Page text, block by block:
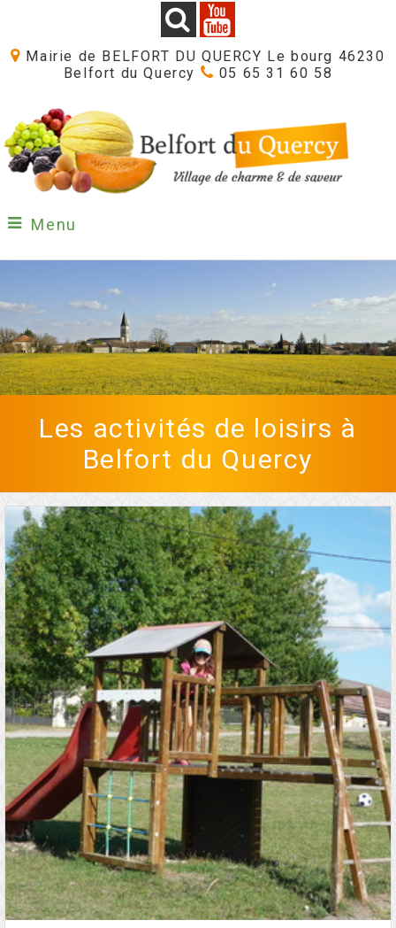
Mairie de BELFORT DU QUERCY Le bourg 46230
Belfort du Quercy
05 65 31 60 58
Menu
Les activités de loisirs à
Belfort du Quercy